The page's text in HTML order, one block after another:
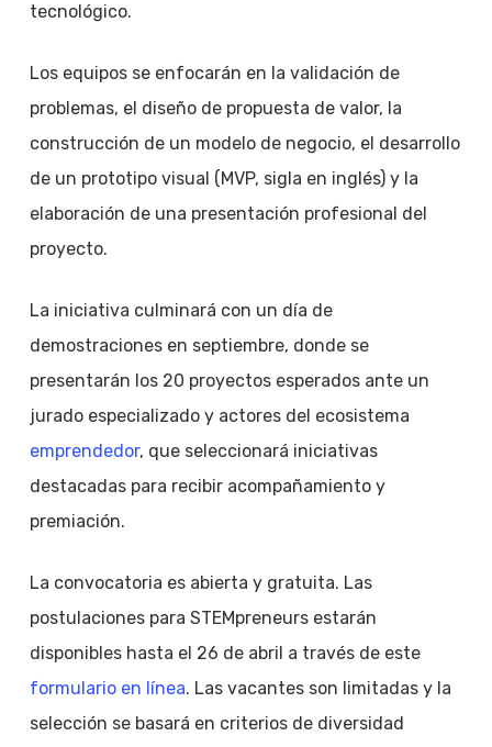
tecnológico.
Los equipos se enfocarán en la validación de
problemas, el diseño de propuesta de valor, la
construcción de un modelo de negocio, el desarrollo
de un prototipo visual (MVP, sigla en inglés) y la
elaboración de una presentación profesional del
proyecto.
La iniciativa culminará con un día de
demostraciones en septiembre, donde se
presentarán los 20 proyectos esperados ante un
jurado especializado y actores del ecosistema
emprendedor, que seleccionará iniciativas
destacadas para recibir acompañamiento y
premiación.
La convocatoria es abierta y gratuita. Las
postulaciones para STEMpreneurs estarán
disponibles hasta el 26 de abril a través de este
formulario en línea. Las vacantes son limitadas y la
selección se basará en criterios de diversidad